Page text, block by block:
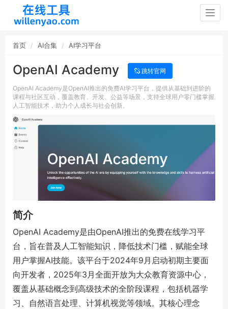
首页 AI合集 AI学习平台
OpenAI Academy 跳转官网
OpenAI Academy是OpenAI推出的免费AI学习平台，提供从基础到进阶的
课程与社区互动，覆盖教育、开发、公益等场景，支持全球用户零门槛掌握
人工智能技术，助力个人成长与社会创新。
简介
OpenAI Academy是由OpenAI推出的免费在线学习平
台，旨在普及人工智能知识，降低技术门槛，赋能全球
用户掌握AI技能。该平台于2024年9月启动初期主要面
向开发者，2025年3月全面开放为大众教育资源中心，
覆盖从基础概念到高级技术的全阶段课程，包括机器学
习、自然语言处理、计算机视觉等领域。其核心理念